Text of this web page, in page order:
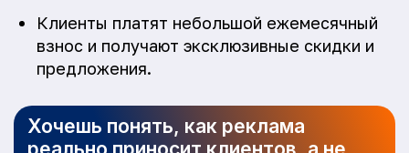
Клиенты платят небольшой ежемесячный
взнос и получают эксклюзивные скидки и
предложения.
Хочешь понять, как реклама